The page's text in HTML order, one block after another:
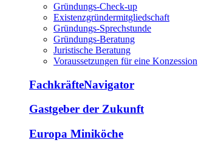
Gründungs-Check-up
Existenzgründermitgliedschaft
Gründungs-Sprechstunde
Gründungs-Beratung
Juristische Beratung
Voraussetzungen für eine Konzession
FachkräfteNavigator
Gastgeber der Zukunft
Europa Miniköche